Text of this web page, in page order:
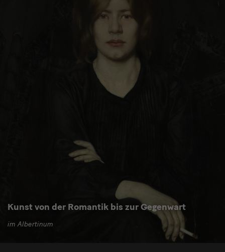
Kunst von der Romantik bis zur Gegenwart
im Albertinum